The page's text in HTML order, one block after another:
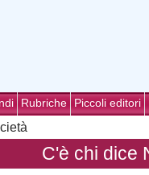
Rubriche Piccoli editori
C'è chi dice